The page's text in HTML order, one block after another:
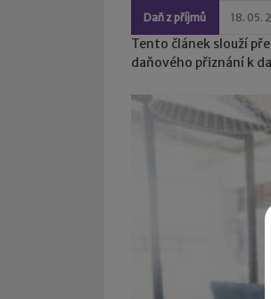
Daň z příjmů 18. 05.
Tento článek slouží
daňového přiznání k